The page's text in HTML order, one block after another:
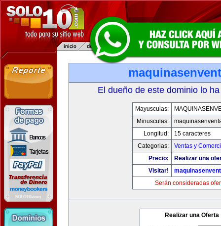
El dueño de este dominio lo
Mayusculas:
Minusculas:
Longitud:
15 caracteres
Categorias:
Ventas y
Precio:
Realizar una
Visitar!
Serán consideradas
Realizar una Oferta